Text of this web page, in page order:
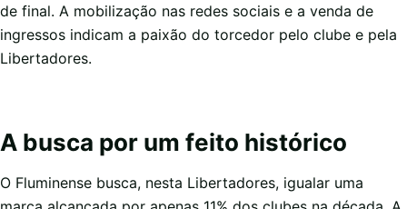
de final. A mobilização nas redes sociais e a venda de
ingressos indicam a paixão do torcedor pelo clube e pela
Libertadores.
A busca por um feito histórico
O Fluminense busca, nesta Libertadores, igualar uma